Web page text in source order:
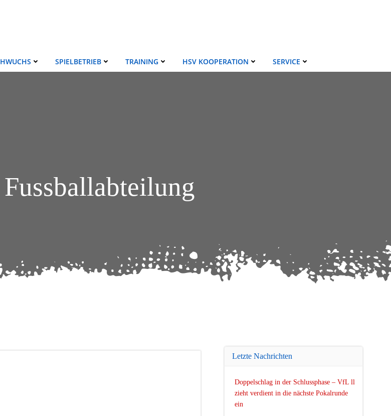
SPIELBETRIEB TRAINING HSV KOOPERATION SERVICE
Fussballabteilung
Letzte Nachrichten
Doppelschlag in der Schlussphase – VfL ll
zieht verdient in die nächste Pokalrunde
ein